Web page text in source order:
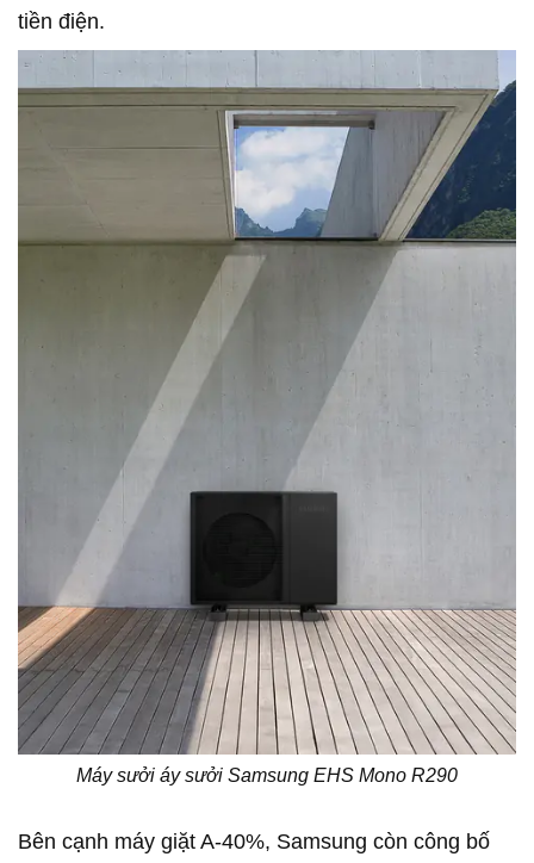
tiền điện.
Máy sưởi áy sưởi Samsung EHS Mono R290
Bên cạnh máy giặt A-40%, Samsung còn công bố